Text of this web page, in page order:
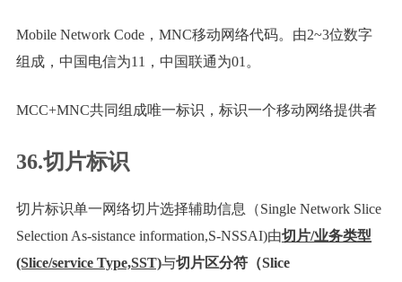
Mobile Network Code，MNC移动网络代码。由2~3位数字
组成，中国电信为11，中国联通为01。
MCC+MNC共同组成唯一标识，标识一个移动网络提供者
36.切片标识
切片标识单一网络切片选择辅助信息（Single Network Slice
Selection As-sistance information,S-NSSAI)由切片/业务类型
(Slice/service Type,SST)与切片区分符（Slice